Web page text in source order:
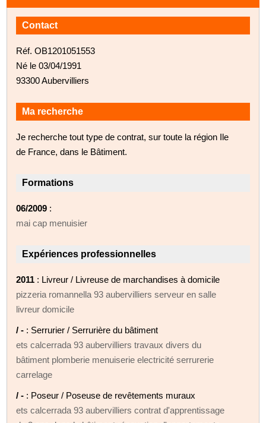
Contact
Réf. OB1201051553
Né le 03/04/1991
93300 Aubervilliers
Ma recherche
Je recherche tout type de contrat, sur toute la région Ile
de France, dans le Bâtiment.
Formations
06/2009 :
mai cap menuisier
Expériences professionnelles
2011 : Livreur / Livreuse de marchandises à domicile
pizzeria romannella 93 aubervilliers serveur en salle
livreur domicile
/ - : Serrurier / Serrurière du bâtiment
ets calcerrada 93 aubervilliers travaux divers du
bâtiment plomberie menuiserie electricité serrurerie
carrelage
/ - : Poseur / Poseuse de revêtements muraux
ets calcerrada 93 aubervilliers contrat d'apprentissage